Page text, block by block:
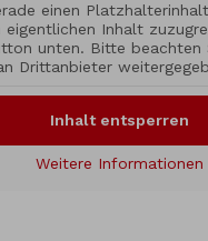
einen
eigentlichen Inhalt
unten. Bitte beachten
Drittanbieter
Inhalt entsperren
Weitere Informationen